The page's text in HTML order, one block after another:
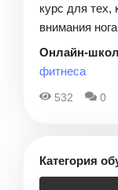
курс для тех,
внимания
Онлайн-
фитнеса
532 0
Категория